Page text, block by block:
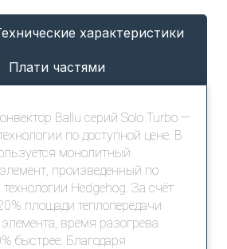
характеристики
Плати частями
Ballu серий Solo Turbo —
по доступной цене. В
монолитный
произведенный по
Hedgehog. За счёт
площади теплопередачи
время разогрева
быстрее. Благодаря